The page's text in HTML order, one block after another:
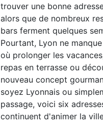
trouver une bonne
alors que de nombreux
bars ferment quelques
Pourtant, Lyon ne
où prolonger les
repas en terrasse ou
nouveau concept
soyez Lyonnais ou
passage, voici six
continuent d'animer la